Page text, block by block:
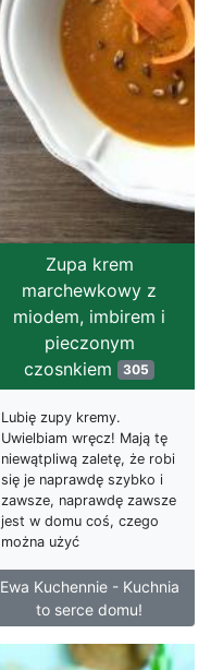
Zupa krem
marchewkowy z
miodem, imbirem i
pieczonym
czosnkiem 305
Lubię zupy kremy.
Uwielbiam wręcz! Mają tę
niewątpliwą zaletę, że robi
się je naprawdę szybko i
zawsze, naprawdę zawsze
jest w domu coś, czego
można użyć
Ewa Kuchennie - Kuchnia
to serce domu!